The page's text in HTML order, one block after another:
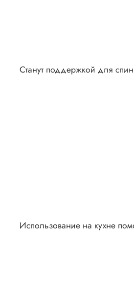
Станут поддержкой для
Использование на кухне